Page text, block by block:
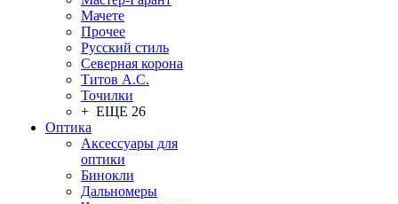
Мачете
Прочее
Русский стиль
Северная корона
Титов А.С.
Точилки
+ ЕЩЕ 26
Оптика
Аксессуары для
оптики
Бинокли
Дальномеры